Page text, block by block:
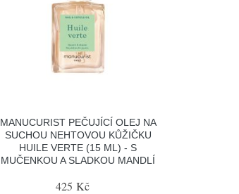
MANUCURIST PEČUJÍCÍ OLEJ NA
SUCHOU NEHTOVOU KŮŽIČKU
HUILE VERTE (15 ML) - S
MUČENKOU A SLADKOU MANDLÍ
425 Kč